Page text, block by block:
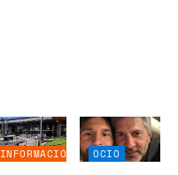
INFORMACIÓN
OCIO